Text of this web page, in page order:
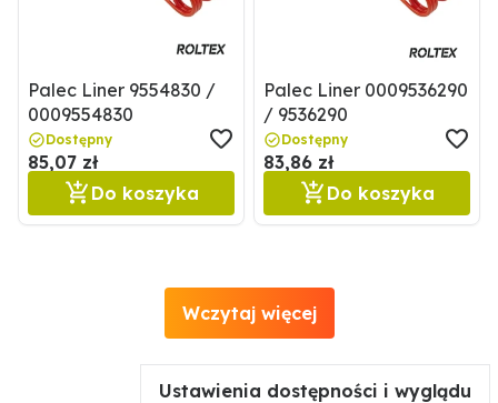
Palec Liner 9554830 /
0009554830
Dostępny
85,07 zł
Do koszyka
Palec Liner 0009536290
/ 9536290
Dostępny
83,86 zł
Do koszyka
Wczytaj więcej
Ustawienia dostępności i wyglądu